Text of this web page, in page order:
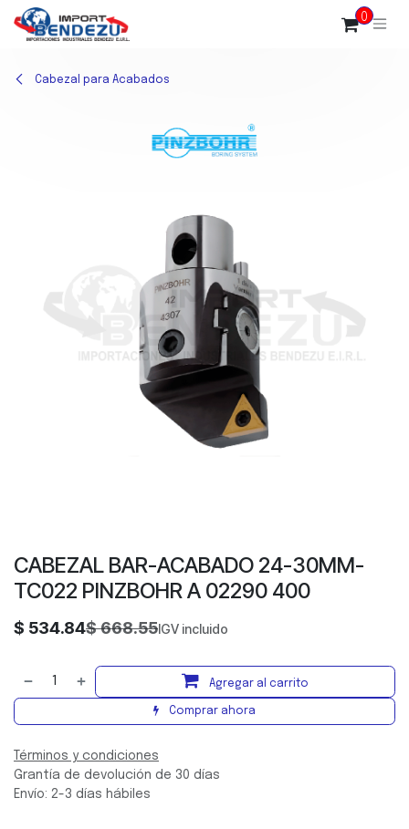
Ir al contenido
0
Cabezal para Acabados
CABEZAL BAR-ACABADO 24-30MM-
TC022 PINZBOHR A 02290 400
$ 534.84$668.55IGV incluido
Agregar al carrito
Comprar ahora
Términos y condiciones
Grantía de devolución de 30 días
Envío: 2-3 días hábiles